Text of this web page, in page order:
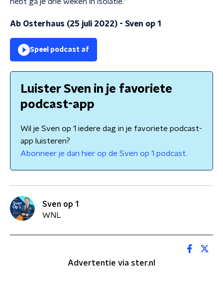
Ab Osterhaus (25 juli 2022) - Sven op 1
Speel podcast af
Luister Sven in je favoriete
podcast-app
Wil je Sven op 1 iedere dag in je favoriete podcast-
app luisteren?
Abonneer je dan hier op de Sven op 1 podcast.
Sven op 1
WNL
Advertentie via ster.nl